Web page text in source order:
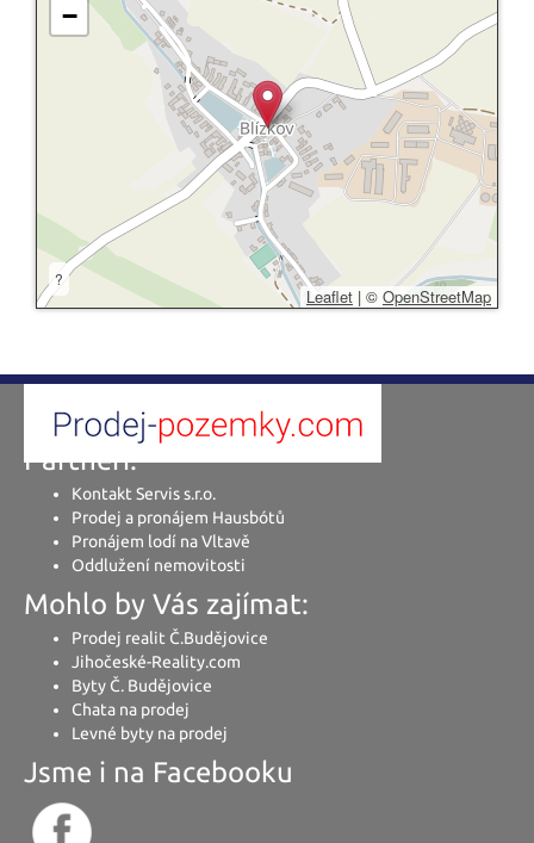
−
?
Leaflet | © OpenStreetMap
Partneři:
Kontakt Servis s.r.o.
Prodej a pronájem Hausbótů
Pronájem lodí na Vltavě
Oddlužení nemovitosti
Mohlo by Vás zajímat:
Prodej realit Č.Budějovice
Jihočeské-Reality.com
Byty Č. Budějovice
Chata na prodej
Levné byty na prodej
Jsme i na Facebooku